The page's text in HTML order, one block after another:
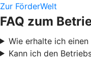
Zur FörderWelt
FAQ zum
Wie erhalte ich
Kann ich den